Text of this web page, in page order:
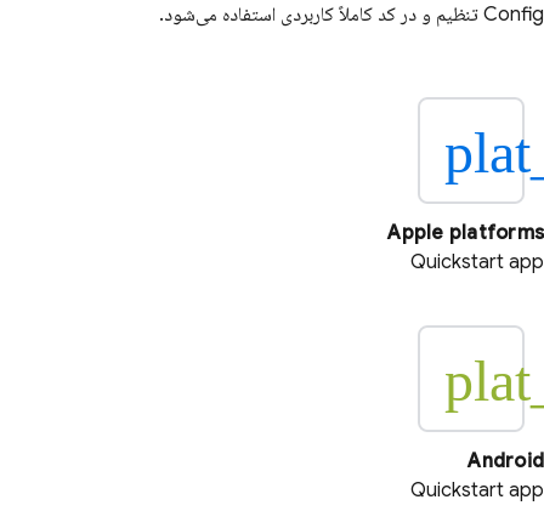
Config تنظیم و در کد کاملاً کاربردی استفاده می‌شود.
Apple platforms
Quickstart app
Android
Quickstart app